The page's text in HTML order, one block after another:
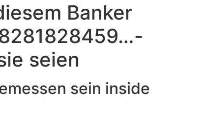
Banker
seien
sein inside